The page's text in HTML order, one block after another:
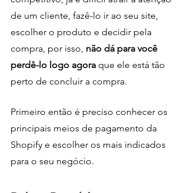
de um cliente, fazê-lo ir ao seu site,
escolher o produto e decidir pela
compra, por isso, não dá para você
perdê-lo logo agora que ele está tão
perto de concluir a compra.
Primeiro então é preciso conhecer os
principais meios de pagamento da
Shopify e escolher os mais indicados
para o seu negócio.